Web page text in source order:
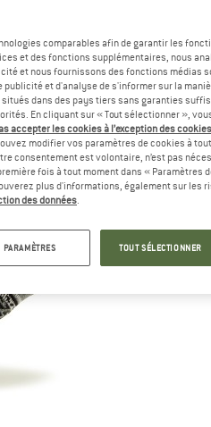
comparables afin de garantir les
et des fonctions supplémentaires, nous
et nous fournissons des fonctions médias
publicité et d'analyse de s'informer sur la
dans des pays tiers sans garanties
En cliquant sur « Tout sélectionner »,
accepter les cookies à l’exception des
modifier vos paramètres de cookies à
consentement est volontaire, n’est pas
fois à tout moment dans « Paramètres
plus d'informations, également sur les
des données.
PARAMÈTRES TOUT SÉLECTIONNER